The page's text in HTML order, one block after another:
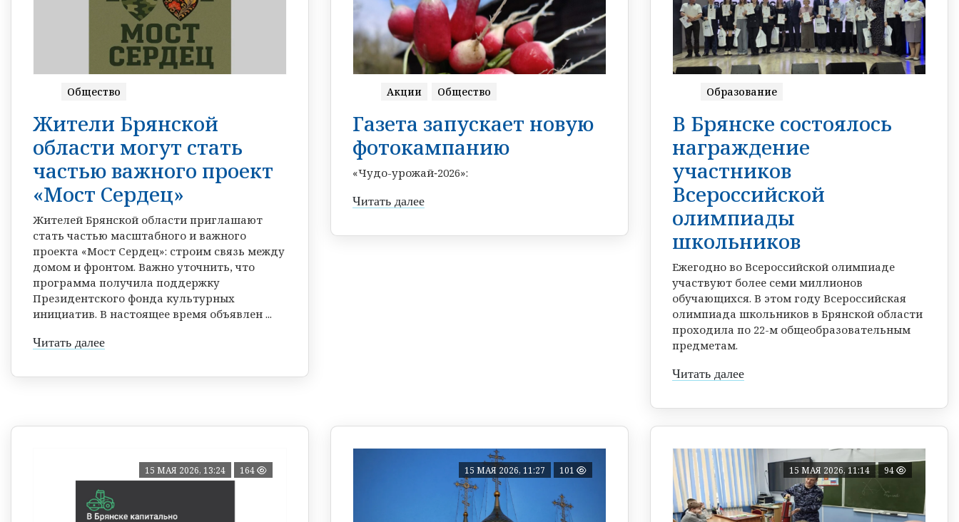
Общество
Жители Брянской
области могут стать
частью важного проект
«Мост Сердец»
Жителей Брянской области приглашают
стать частью масштабного и важного
проекта «Мост Сердец»: строим связь между
домом и фронтом. Важно уточнить, что
программа получила поддержку
Президентского фонда культурных
инициатив. В настоящее время объявлен ...
Читать далее
Акции Общество
Газета запускает новую
фотокампанию
«Чудо-урожай‑2026»:
Читать далее
Образование
В Брянске состоялось
награждение
участников
Всероссийской
олимпиады
школьников
Ежегодно во Всероссийской олимпиаде
участвуют более семи миллионов
обучающихся. В этом году Всероссийская
олимпиада школьников в Брянской области
проходила по 22-м общеобразовательным
предметам.
Читать далее
15 МАЯ 2026, 13:24 164 15 МАЯ 2026, 11:27 101 15 МАЯ 2026, 11:14 94